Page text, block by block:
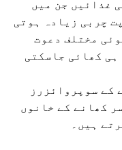
غذائیں جن میں
چربی زیادہ ہوتی
مختلف دعوت
ہی کھائی جاسکتی
کے سوپروائزرز
کھانے کے خانوں
ہیں۔